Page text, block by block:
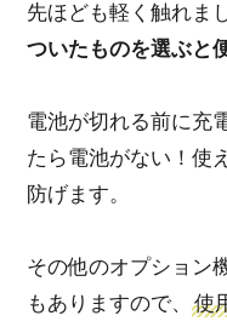
先ほども軽く触れま
ついたものを選ぶと
電池が切れる前に充
たら電池がない！使
防げます。
その他のオプション
もありますので、使